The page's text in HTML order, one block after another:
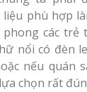
phù hợp
các trẻ
nổi có đèn
nếu quán
chọn rất